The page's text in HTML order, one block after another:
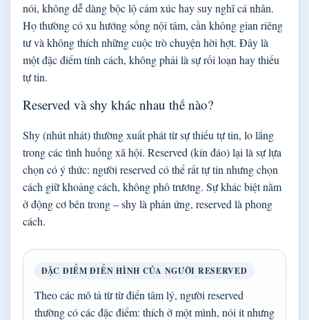
nói, không dễ dàng bộc lộ cảm xúc hay suy nghĩ cá nhân.
Họ thường có xu hướng sống nội tâm, cần không gian riêng
tư và không thích những cuộc trò chuyện hời hợt. Đây là
một đặc điểm tính cách, không phải là sự rối loạn hay thiếu
tự tin.
Reserved và shy khác nhau thế nào?
Shy (nhút nhát) thường xuất phát từ sự thiếu tự tin, lo lắng
trong các tình huống xã hội. Reserved (kín đáo) lại là sự lựa
chọn có ý thức: người reserved có thể rất tự tin nhưng chọn
cách giữ khoảng cách, không phô trương. Sự khác biệt nằm
ở động cơ bên trong – shy là phản ứng, reserved là phong
cách.
ĐẶC ĐIỂM ĐIỂN HÌNH CỦA NGƯỜI RESERVED
Theo các mô tả từ từ điển tâm lý, người reserved
thường có các đặc điểm: thích ở một mình, nói ít nhưng